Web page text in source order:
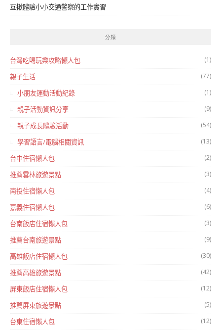
互揪體驗小小交通警察的工作實習
分類
台灣吃喝玩樂攻略懶人包 (1)
親子生活 (77)
小朋友運動活動紀錄 (1)
親子活動資訊分享 (9)
親子成長體驗活動 (54)
學習語言/電腦相關資訊 (13)
台中住宿懶人包 (2)
推薦雲林旅遊景點 (3)
南投住宿懶人包 (4)
嘉義住宿懶人包 (6)
台南飯店住宿懶人包 (3)
推薦台南旅遊景點 (9)
高雄飯店住宿懶人包 (30)
推薦高雄旅遊景點 (42)
屏東飯店住宿懶人包 (12)
推薦屏東旅遊景點 (5)
台東住宿懶人包 (12)